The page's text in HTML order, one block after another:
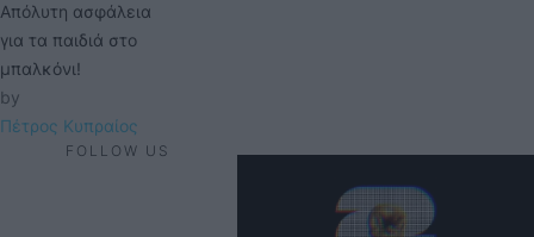
Απόλυτη ασφάλεια
για τα παιδιά στο
μπαλκόνι!
by
Πέτρος Κυπραίος
FOLLOW US